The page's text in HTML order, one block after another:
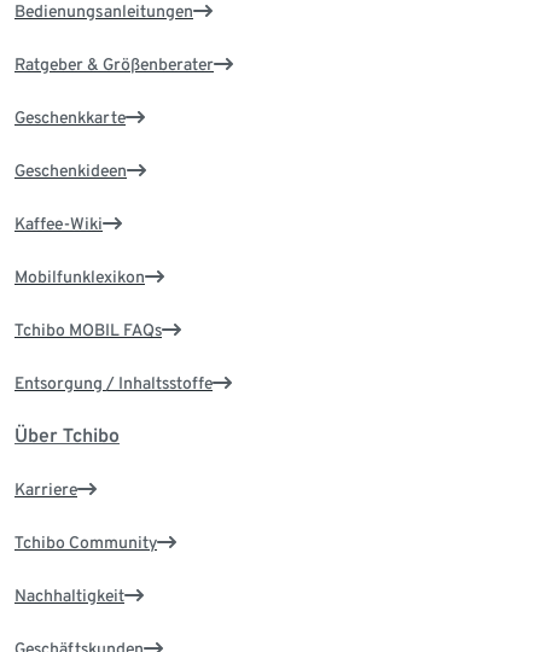
Bedienungsanleitungen
Ratgeber & Größenberater
Geschenkkarte
Geschenkideen
Kaffee-Wiki
Mobilfunklexikon
Tchibo MOBIL FAQs
Entsorgung / Inhaltsstoffe
Über Tchibo
Karriere
Tchibo Community
Nachhaltigkeit